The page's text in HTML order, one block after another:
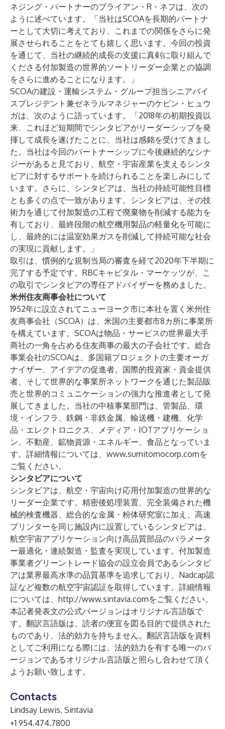
ネジング・パートナーのブライアン・R・ネフは、次の
ように述べています。「当社はSCOAを長期的パートナ
ーとして大切に考えており、これまでの関係をさらに発
展させられることをとても嬉しく思います。今回の投資
を通じて、当社の継続的成長の支援に真剣に取り組んで
くださる付加製造の世界的ソートリーダー企業との協調
をさらに進めることになります。」
SCOAの建設・運輸システム・グループ担当シニアバイ
スプレジデント兼ゼネラルマネジャーのケビン・ヒュウ
ガは、次のように語っています。「2018年の初期投資以
来、これほど短期間でシンタビアがリーダーシップを発
揮して成長を遂げたことに、当社は感銘を受けてきまし
た。当社は今回のパートナーシップに今後継続的なシナ
ジーがあると見ており、航空・宇宙産業を支えるシンタ
ビアに対するサポートを続けられることを楽しみにして
います。さらに、シンタビアは、当社の持続可能性目標
とも多くの点で一致があります。シンタビアは、その技
術力を通じて付加製造の工程で廃棄物を削減する能力を
有しており、最終段階の航空機用製品の軽量化を可能に
し、最終的には温室効果ガスを削減して持続可能な社会
の実現に貢献します。」
取引は、慣例的な規制当局の審査を経て2020年下半期に
完了する予定です。RBCキャピタル・マーケッツが、こ
の取引でシンタビアの専任アドバイザーを務めました。
米州住友商事会社について
1952年に設立されてニューヨーク市に本社を置く米州住
友商事会社（SCOA）は、米国の主要都市8カ所に事業所
を構えています。SCOAは物品・サービスの世界最大手
商社の一角を占める住友商事の最大の子会社です。総合
事業会社のSCOAは、多国籍プロジェクトの主要オーガ
ナイザー、アイデアの促進者、国際的投資家・資金提供
者、そして世界的な事業所ネットワークを通じた製品販
売と世界的コミュニケーションの強力な推進者として発
展してきました。当社の中核事業部門は、管製品、環
境・インフラ、鉄鋼・非鉄金属、輸送機・建機、化学
品・エレクトロニクス、メディア・IOTアプリケーショ
ン、不動産、鉱物資源・エネルギー、食品となっていま
す。詳細情報については、 www.sumitomocorp.comを
ご覧ください。
シンタビアについて
シンタビアは、航空・宇宙向け応用付加製造の世界的な
リーダー企業です。精密後処理装置、完全装備された機
械的検査機器、総合的な金属・粉体研究室に加え、高速
プリンターを同じ施設内に設置しているシンタビアは、
航空宇宙アプリケーション向け高品質部品のパラメータ
ー最適化・連続製造・監査を実現しています。付加製造
事業者グリーントレード協会の設立会員であるシンタビ
アは業界最高水準の品質基準を追求しており、Nadcap認
証など複数の航空宇宙認証を取得しています。詳細情報
については、 http://www.sintavia.comをご覧ください。
本記者発表文の公式バージョンはオリジナル言語版で
す。翻訳言語版は、読者の便宜を図る目的で提供された
ものであり、法的効力を持ちません。翻訳言語版を資料
としてご利用になる際には、法的効力を有する唯一のバ
ージョンであるオリジナル言語版と照らし合わせて頂く
ようお願い致します。
Contacts
Lindsay Lewis, Sintavia
+1 954.474.7800